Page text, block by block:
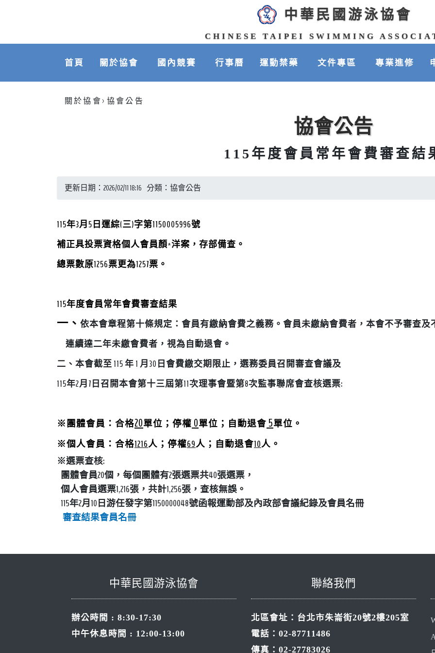
中華民國游泳協會
CHINESE TAIPEI SWIMMING
首頁 關於協會 國內競賽 行事曆 運動禁藥 文件專區 專業進修
關於協會 >協會公告
協會公告
115年度會員常年會費審查結
更新日期：2026/02/11 18:16 分類：協會公告
115年3月5日運綜(三)字第1150005996號
補正具投票資格個人會員顏*洋案，存部備查。
總票數原1256票更為1257票。
115年度會員常年會費審查結果
一、 依本會章程第十條規定：會員有繳納會費之義務。 會員未繳納會費者，本會不予審查及
連續達二年未繳會費者，視為自動退會。
二、 本會截至 115 年 1 月30日會費繳交期限止， 選務委員召開審查會議及
115年2月7 日召開本會第十三屆第11次理事會暨第8次監事聯席會查核選票:
※ 團體會員 ：合格20單位；停權 0單位；自動退會 5單位。
※個人會員 ：合格1216人；停權69人；自動退會10人。
※選票查核:
團體會員20個，每個團體有2張選票共40張選票，
個人會員選票1,216張，共計1,256張，查核無誤。
115年2月10日游任發字第1150000048號函報運動部及內政部會議紀錄及會員名冊
審查結果會員名冊
中華民國游泳協會
辦公時間 : 8:30-17:30
中午休息時間 : 12:00-13:00
聯絡我們
北區會址：台北市朱崙街20號2樓205室
電話：02-87711486
傳真：02-27783026